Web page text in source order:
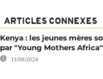
ARTICLES CONNEXES
Kenya : les jeunes mères
par "Young Mothers Africa"
13/08/2024